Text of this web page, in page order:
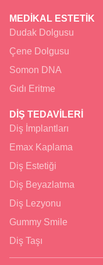
MEDİKAL ESTETİK
Dudak Dolgusu
Çene Dolgusu
Somon DNA
Gıdı Eritme
DİŞ TEDAVİLERİ
Diş İmplantları
Emax Kaplama
Diş Estetiği
Diş Beyazlatma
Diş Lezyonu
Gummy Smile
Diş Taşı